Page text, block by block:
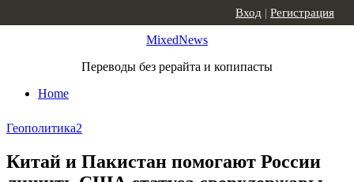
MixedNews
Переводы без рерайта и копипасты
Home
Вход | Регистрация
Геополитика2
Китай и Пакистан помогают России